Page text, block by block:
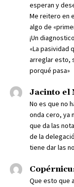
esperan y
Me reitero en
algo de
¡Un
«La pasividad
arreglar esto,
porqué pasa»
Jacinto el
No es que no
onda cero, ya
que da las
de la
tiene dar las
Que esto que